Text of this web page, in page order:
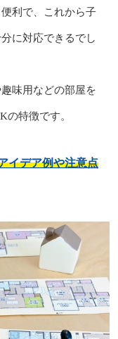
利で、これから子
に対応できるでし
味用などの部屋を
の特徴です。
イデア例や注意点